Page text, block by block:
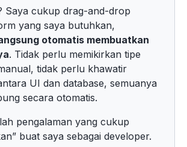
Saya cukup drag-and-drop
yang saya butuhkan,
otomatis membuatkan
. Tidak perlu memikirkan tipe
tidak perlu khawatir
UI dan database, semuanya
secara otomatis.
pengalaman yang cukup
buat saya sebagai developer.